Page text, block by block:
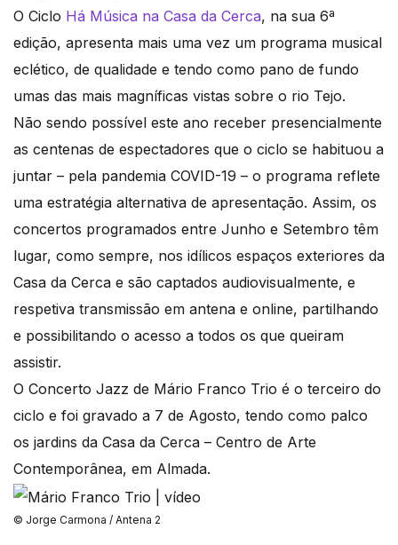
O Ciclo Há Música na Casa da Cerca, na sua 6ª
edição, apresenta mais uma vez um programa musical
eclético, de qualidade e tendo como pano de fundo
umas das mais magníficas vistas sobre o rio Tejo.
Não sendo possível este ano receber presencialmente
as centenas de espectadores que o ciclo se habituou a
juntar – pela pandemia COVID-19 – o programa reflete
uma estratégia alternativa de apresentação. Assim, os
concertos programados entre Junho e Setembro têm
lugar, como sempre, nos idílicos espaços exteriores da
Casa da Cerca e são captados audiovisualmente, e
respetiva transmissão em antena e online, partilhando
e possibilitando o acesso a todos os que queiram
assistir.
O Concerto Jazz de Mário Franco Trio é o terceiro do
ciclo e foi gravado a 7 de Agosto, tendo como palco
os jardins da Casa da Cerca – Centro de Arte
Contemporânea, em Almada.
© Jorge Carmona / Antena 2